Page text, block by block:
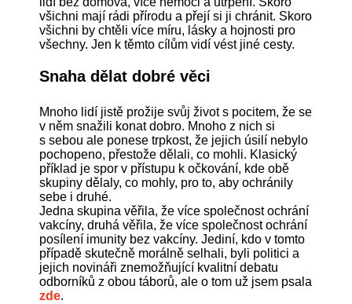
všichni mají rádi přírodu a přejí si ji chránit. Skoro
všichni by chtěli více míru, lásky a hojnosti pro
všechny. Jen k těmto cílům vidí vést jiné cesty.
Snaha dělat dobré věci
Mnoho lidí jistě prožije svůj život s pocitem, že se
v něm snažili konat dobro. Mnoho z nich si
s sebou ale ponese trpkost, že jejich úsilí nebylo
pochopeno, přestože dělali, co mohli. Klasický
příklad je spor v přístupu k očkování, kde obě
skupiny dělaly, co mohly, pro to, aby ochránily
sebe i druhé.
Jedna skupina věřila, že více společnost ochrání
vakcíny, druhá věřila, že více společnost ochrání
posílení imunity bez vakcíny. Jediní, kdo v tomto
případě skutečně morálně selhali, byli politici a
jejich novináři znemožňující kvalitní debatu
odborníků z obou táborů, ale o tom už jsem psala
zde.